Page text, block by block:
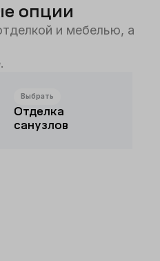
опции
и мебелью, а
Выбрать
Отделка
санузлов